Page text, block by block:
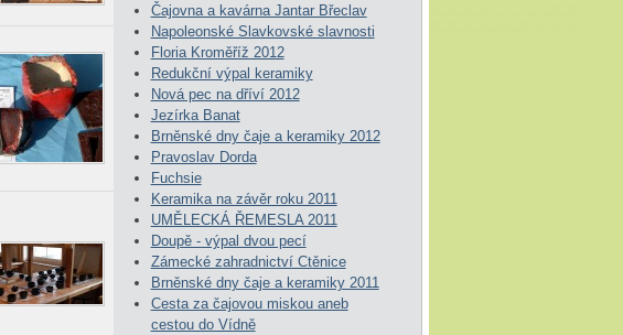
Čajovna a kavárna Jantar Břeclav
Napoleonské Slavkovské slavnosti
Floria Kroměříž 2012
Redukční výpal keramiky
Nová pec na dříví 2012
Jezírka Banat
Brněnské dny čaje a keramiky 2012
Pravoslav Dorda
Fuchsie
Keramika na závěr roku 2011
UMĚLECKÁ ŘEMESLA 2011
Doupě - výpal dvou pecí
Zámecké zahradnictví Ctěnice
Brněnské dny čaje a keramiky 2011
Cesta za čajovou miskou aneb
cestou do Vídně